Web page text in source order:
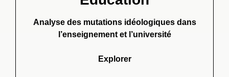
Analyse des mutations idéologiques dans
l’enseignement et l’université
Explorer